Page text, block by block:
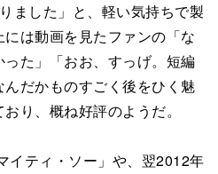
ました」と、軽い気持ちで製
は動画を見たファンの「な
た」「おお、すっげ。短編
だかものすごく後をひく魅
り、概ね好評のようだ。
ティ・ソー」や、翌2012年